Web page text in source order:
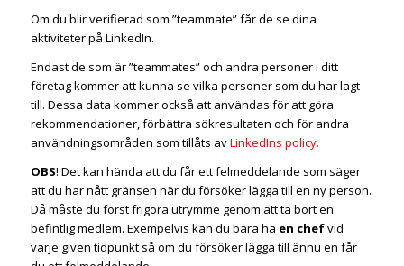
Om du blir verifierad som ”teammate” får de se dina
aktiviteter på LinkedIn.
Endast de som är ”teammates” och andra personer i ditt
företag kommer att kunna se vilka personer som du har lagt
till. Dessa data kommer också att användas för att göra
rekommendationer, förbättra sökresultaten och för andra
användningsområden som tillåts avLinkedIns policy.
OBS! Det kan hända att du får ett felmeddelande som säger
att du har nått gränsen när du försöker lägga till en ny person.
Då måste du först frigöra utrymme genom att ta bort en
befintlig medlem. Exempelvis kan du bara ha en chefvid
varje given tidpunkt så om du försöker lägga till ännu en får